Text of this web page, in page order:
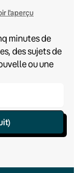
l'aperçu
minutes de
des sujets de
ou une